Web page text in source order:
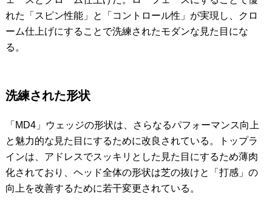
れた「スピン性能」と「コントロール性」が実現し、クロ
ーム仕上げにすることで洗練されたモダンな見た目にな
る。
洗練された形状
「MD4」ウェッジの形状は、さらなるパフォーマンス向上
と魅力的な見た目にするために改良されている。トップラ
インは、アドレスでスッキリとした見た目にするため薄肉
化されており、ヘッド全体の形状は芝の抜けと「打感」の
向上を改善するために若干変更されている。